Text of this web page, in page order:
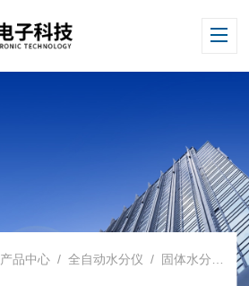
产品中心 /全自动水分仪 / 固体水分仪 /